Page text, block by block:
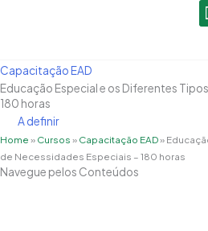
conteúdo
Capacitação EAD
Educação Especial e os Diferentes
180 horas
A definir
Home » Cursos » Capacitação EAD»
de Necessidades Especiais – 180 horas
Navegue pelos Conteúdos